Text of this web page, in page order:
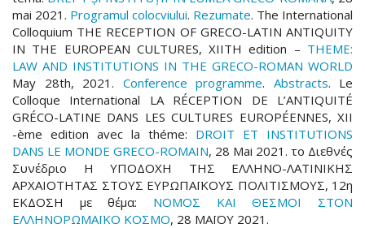
mai 2021. Programul colocviului. Rezumate. The International
Colloquium THE RECEPTION OF GRECO-LATIN ANTIQUITY
IN THE EUROPEAN CULTURES, XIITH edition – THEME:
LAW AND INSTITUTIONS IN THE GRECO-ROMAN WORLD
May 28th, 2021. Conference programme. Abstracts. Le
Colloque International LA RÉCEPTION DE L’ANTIQUITÉ
GRÉCO-LATINE DANS LES CULTURES EUROPÉENNES, XII
-ème edition avec la théme: DROIT ET INSTITUTIONS
DANS LE MONDE GRECO-ROMAIN, 28 Mai 2021. το Διεθνές
Συνέδριο Η ΥΠΟΔΟΧΗ ΤΗΣ ΕΛΛΗΝΟ-ΛΑΤΙΝΙΚΗΣ
ΑΡΧΑΙΟΤΗΤΑΣ ΣΤΟΥΣ ΕΥΡΩΠΑΪΚΟΥΣ ΠΟΛΙΤΙΣΜΟΥΣ, 12η
ΕΚΔΟΣΗ με θέμα: ΝΟΜΟΣ ΚΑΙ ΘΕΣΜΟΙ ΣΤΟΝ
ΕΛΛΗΝΟΡΩΜΑΪΚΟ ΚΟΣΜΟ, 28 ΜΑΪΟΥ 2021.